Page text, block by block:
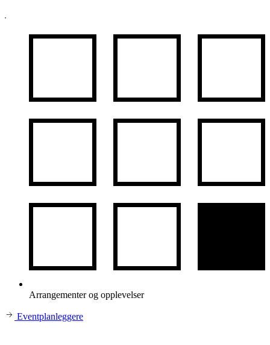
Arrangementer og opplevelser
Eventplanleggere